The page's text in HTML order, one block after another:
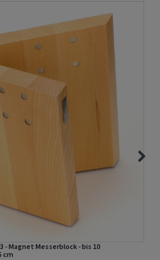
- Magnet Messerblock - bis 10
cm